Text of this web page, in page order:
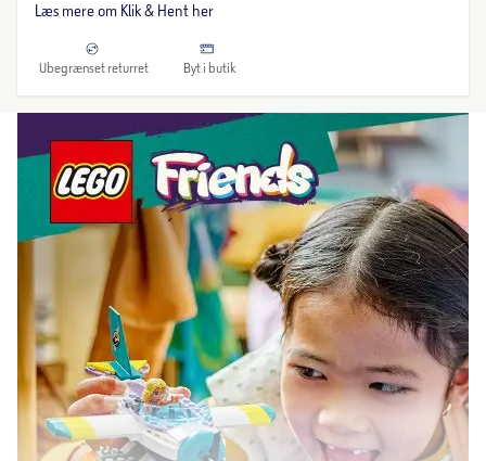
Læs mere om Klik & Hent her
Ubegrænset returret Byt i butik